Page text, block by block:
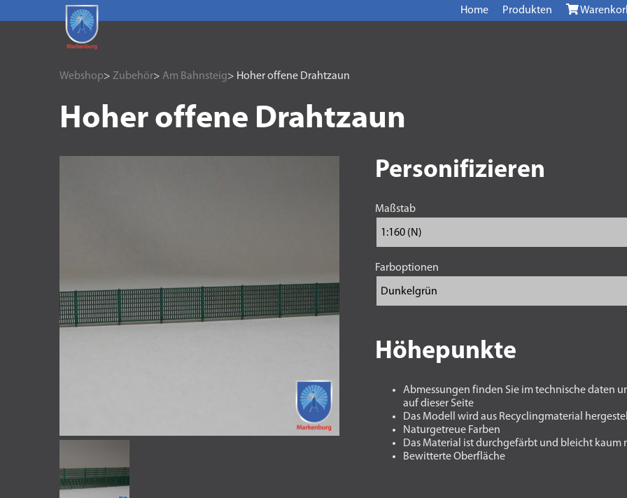
Home Produkten
Webshop> Zubehör> Am Bahnsteig> Hoher offene Drahtzaun
Hoher offene Drahtzaun
Personifizieren
Maßstab
Farboptionen
Höhepunkte
Abmessungen finden Sie im technische daten
auf dieser Seite
Das Modell wird aus Recyclingmaterial
Naturgetreue Farben
Das Material ist durchgefärbt und bleicht kaum
Bewitterte Oberfläche